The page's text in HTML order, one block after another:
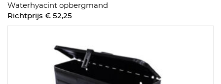
Waterhyacint opbergmand
Richtprijs € 52,25